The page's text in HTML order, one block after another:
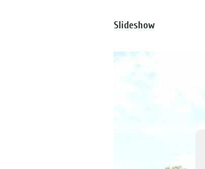
Slideshow